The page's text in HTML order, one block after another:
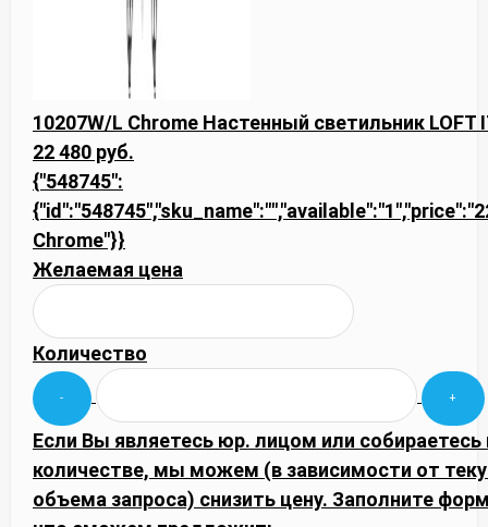
10207W/L Chrome Настенный светильник LOFT
22 480 руб.
{"548745":
Chrome"}}
Желаемая цена
Количество
Если Вы являетесь юр. лицом или
количестве, мы можем (в зависимости от
объема запроса) снизить цену. Заполните